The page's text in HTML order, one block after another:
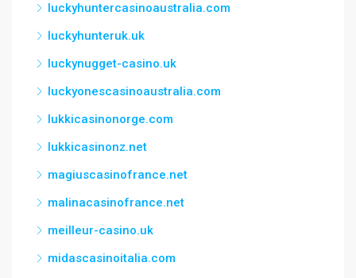
luckyhuntercasinoaustralia.com
luckyhunteruk.uk
luckynugget-casino.uk
luckyonescasinoaustralia.com
lukkicasinonorge.com
lukkicasinonz.net
magiuscasinofrance.net
malinacasinofrance.net
meilleur-casino.uk
midascasinoitalia.com